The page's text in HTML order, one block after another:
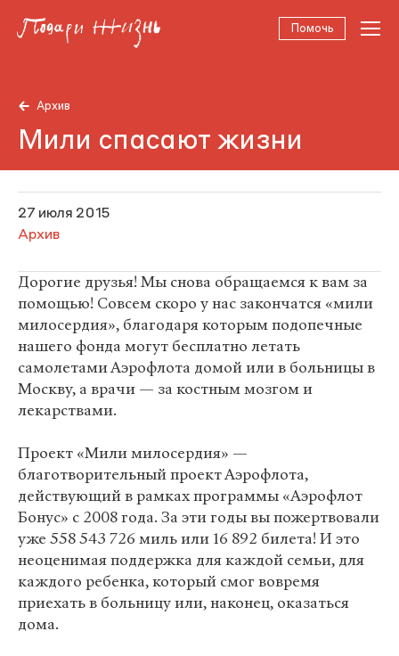
Помочь
Архив
Мили спасают жизни
27 июля 2015
Архив
Дорогие друзья! Мы снова обращаемся к вам за
помощью! Совсем скоро у нас закончатся «мили
милосердия», благодаря которым подопечные
нашего фонда могут бесплатно летать
самолетами Аэрофлота домой или в больницы в
Москву, а врачи — за костным мозгом и
лекарствами.
Проект «Мили милосердия» —
благотворительный проект Аэрофлота,
действующий в рамках программы «Аэрофлот
Бонус» с 2008 года. За эти годы вы пожертвовали
уже 558 543 726 миль или 16 892 билета! И это
неоценимая поддержка для каждой семьи, для
каждого ребенка, который смог вовремя
приехать в больницу или, наконец, оказаться
дома.